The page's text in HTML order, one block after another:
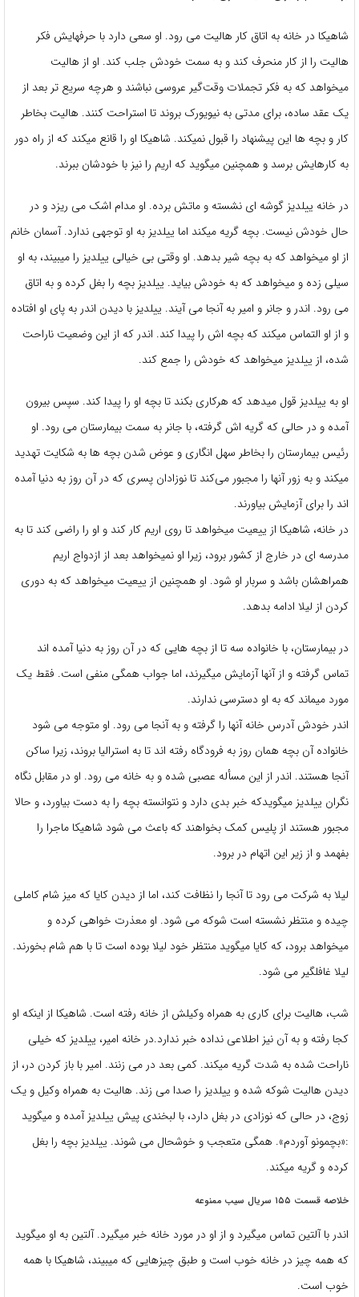
شاهیکا در خانه به اتاق کار هالیت می رود. او سعی دارد با حرفهایش فکر
هالیت را از کار منحرف کند و به سمت خودش جلب کند. او از هالیت
میخواهد که به فکر تجملات وقت‌گیر عروسی نباشند و هرچه سریع تر بعد از
یک عقد ساده، برای مدتی به نیویورک بروند تا استراحت کنند. هالیت بخاطر
کار و بچه ها این پیشنهاد را قبول نمیکند‌. شاهیکا او را قانع میکند که از راه دور
به کارهایش برسد و همچنین میگوید که اریم را نیز با خودشان ببرند.
در خانه ییلدیز گوشه ای نشسته و ماتش برده. او مدام اشک می ریزد و در
حال خودش نیست. بچه گریه میکند اما ییلدیز به او توجهی ندارد. آسمان خانم
از او میخواهد که به بچه شیر بدهد. او وقتی بی خیالی ییلدیز را میبیند، به او
سیلی زده و میخواهد که به خودش بیاید. ییلدیز بچه را بغل کرده و به اتاق
می رود. اندر و جانر و امیر به آنجا می آیند. ییلدیز با دیدن اندر به پای او افتاده
و از او التماس میکند که بچه اش را پیدا کند. اندر که از این وضعیت ناراحت
شده، از ییلدیز میخواهد که خودش را جمع کند.
او به ییلدیز قول میدهد که هرکاری بکند تا بچه او را پیدا کند. سپس بیرون
آمده و در حالی که گریه اش گرفته، با جانر به سمت بیمارستان می رود. او
رئیس بیمارستان را بخاطر سهل انگاری و عوض شدن بچه ها به شکایت تهدید
میکند و به زور آنها را مجبور می‌کند تا نوزادان پسری که در آن روز به دنیا آمده
اند را برای آزمایش بیاورند.
در خانه، شاهیکا از ییعیت میخواهد تا روی اریم کار کند و او را راضی کند تا به
مدرسه ای در خارج از کشور برود، زیرا او نمیخواهد بعد از ازدواج اریم
همراهشان باشد و سربار او شود. او همچنین از ییعیت میخواهد که به دوری
کردن از لیلا ادامه بدهد.
در بیمارستان، با خانواده سه تا از بچه هایی که در آن روز به دنیا آمده اند
تماس گرفته و از آنها آزمایش میگیرند، اما جواب همگی منفی است. فقط یک
مورد میماند که به او دسترسی ندارند.
اندر خودش آدرس خانه آنها را گرفته و به آنجا می رود. او متوجه می شود
خانواده آن بچه همان روز به فرودگاه رفته اند تا به استرالیا بروند، زیرا ساکن
آنجا هستند. اندر از این مسأله عصبی شده و به خانه می رود. او در مقابل نگاه
نگران ییلدیز میگویدکه خبر بدی دارد و نتوانسته بچه را به دست بیاورد، و حالا
مجبور هستند از پلیس کمک بخواهند که باعث می شود شاهیکا ماجرا را
بفهمد و از زیر این اتهام در برود.
لیلا به شرکت می رود تا آنجا را نظافت کند، اما از دیدن کایا که میز شام کاملی
چیده و منتظر نشسته است شوکه می شود. او معذرت خواهی کرده و
میخواهد برود، که کایا میگوید منتظر خود لیلا بوده است تا با هم شام بخورند.
لیلا غافلگیر می شود.
شب، هالیت برای کاری به همراه وکیلش از خانه رفته است. شاهیکا از اینکه او
کجا رفته و به آن نیز اطلاعی نداده خبر ندارد.در خانه امیر، ییلدیز که خیلی
ناراحت شده به شدت گریه میکند. کمی بعد در می زنند. امیر با باز کردن در، از
دیدن هالیت شوکه شده و ییلدیز را صدا می زند. هالیت به همراه وکیل و یک
زوج، در حالی که نوزادی در بغل دارد، با لبخندی پیش ییلدیز آمده و میگوید
:«بچمونو آوردم». همگی متعجب و خوشحال می شوند. ییلدیز بچه را بغل
کرده و گریه میکند.
خلاصه قسمت ۱۵۵ سریال سیب ممنوعه
اندر با آلتین تماس میگیرد و از او در مورد خانه خبر میگیرد. آلتین به او میگوید
که همه چیز در خانه خوب است و طبق چیزهایی که میبیند، شاهیکا با همه
خوب است.